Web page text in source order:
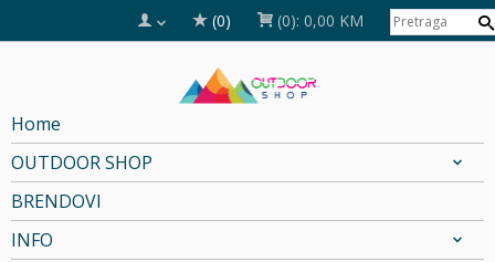
(0) (0): 0,00 KM
Home
OUTDOOR SHOP
BRENDOVI
INFO